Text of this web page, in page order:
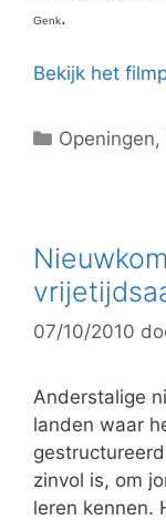
ë
Genk.
Bekijk het
C
g
o
r
i
ë
n
Openingen,
07/10/2010
Anderstalige
landen waar
zinvol is, om
leren kennen.